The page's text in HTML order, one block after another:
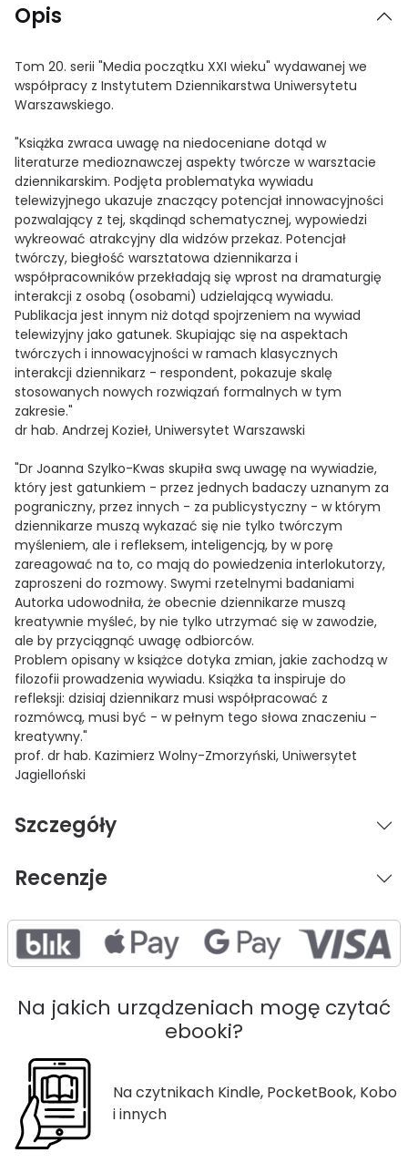
Opis
Tom 20. serii "Media początku XXI wieku" wydawanej we
współpracy z Instytutem Dziennikarstwa Uniwersytetu
Warszawskiego.
"Książka zwraca uwagę na niedoceniane dotąd w
literaturze medioznawczej aspekty twórcze w warsztacie
dziennikarskim. Podjęta problematyka wywiadu
telewizyjnego ukazuje znaczący potencjał innowacyjności
pozwalający z tej, skądinąd schematycznej, wypowiedzi
wykreować atrakcyjny dla widzów przekaz. Potencjał
twórczy, biegłość warsztatowa dziennikarza i
współpracowników przekładają się wprost na dramaturgię
interakcji z osobą (osobami) udzielającą wywiadu.
Publikacja jest innym niż dotąd spojrzeniem na wywiad
telewizyjny jako gatunek. Skupiając się na aspektach
twórczych i innowacyjności w ramach klasycznych
interakcji dziennikarz - respondent, pokazuje skalę
stosowanych nowych rozwiązań formalnych w tym
zakresie."
dr hab. Andrzej Kozieł, Uniwersytet Warszawski
"Dr Joanna Szylko-Kwas skupiła swą uwagę na wywiadzie,
który jest gatunkiem - przez jednych badaczy uznanym za
pograniczny, przez innych - za publicystyczny - w którym
dziennikarze muszą wykazać się nie tylko twórczym
myśleniem, ale i refleksem, inteligencją, by w porę
zareagować na to, co mają do powiedzenia interlokutorzy,
zaproszeni do rozmowy. Swymi rzetelnymi badaniami
Autorka udowodniła, że obecnie dziennikarze muszą
kreatywnie myśleć, by nie tylko utrzymać się w zawodzie,
ale by przyciągnąć uwagę odbiorców.
Problem opisany w książce dotyka zmian, jakie zachodzą w
filozofii prowadzenia wywiadu. Książka ta inspiruje do
refleksji: dzisiaj dziennikarz musi współpracować z
rozmówcą, musi być - w pełnym tego słowa znaczeniu -
kreatywny."
prof. dr hab. Kazimierz Wolny-Zmorzyński, Uniwersytet
Jagielloński
Szczegóły
Recenzje
Na jakich urządzeniach mogę czytać
ebooki?
Na czytnikach Kindle, PocketBook, Kobo
i innych